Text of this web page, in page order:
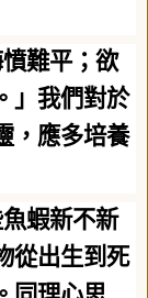
難平；欲
」我們對於
，應多培養
蝦新不新
從出生到死